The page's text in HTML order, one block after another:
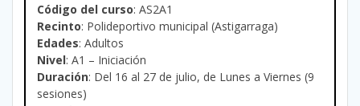
Código del curso: AS2A1
Recinto: Polideportivo municipal (Astigarraga)
Edades: Adultos
Nivel: A1 – Iniciación
Duración: Del 16 al 27 de julio, de Lunes a Viernes (9
sesiones)